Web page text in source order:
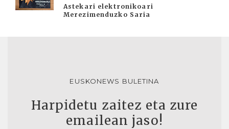
Astekari elektronikoari
Merezimenduzko Saria
EUSKONEWS BULETINA
Harpidetu zaitez eta zure
emailean jaso!